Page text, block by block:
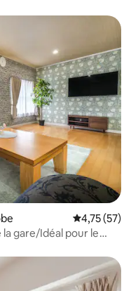
Évaluation
4,75 (57)
gare/Idéal pour le
appréciés